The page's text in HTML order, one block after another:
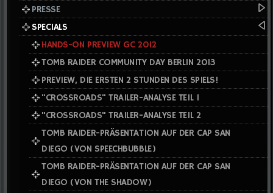
PRESSE
SPECIALS
HANDS-ON PREVIEW GC 2012
TOMB RAIDER COMMUNITY DAY BERLIN 2013
PREVIEW, DIE ERSTEN 2 STUNDEN DES SPIELS!
"CROSSROADS" TRAILER-ANALYSE TEIL 1
"CROSSROADS" TRAILER-ANALYSE TEIL 2
TOMB RAIDER-PRÄSENTATION AUF DER CAP SAN
DIEGO (VON SPEECHBUBBLE)
TOMB RAIDER-PRÄSENTATION AUF DER CAP SAN
DIEGO (VON THE SHADOW)